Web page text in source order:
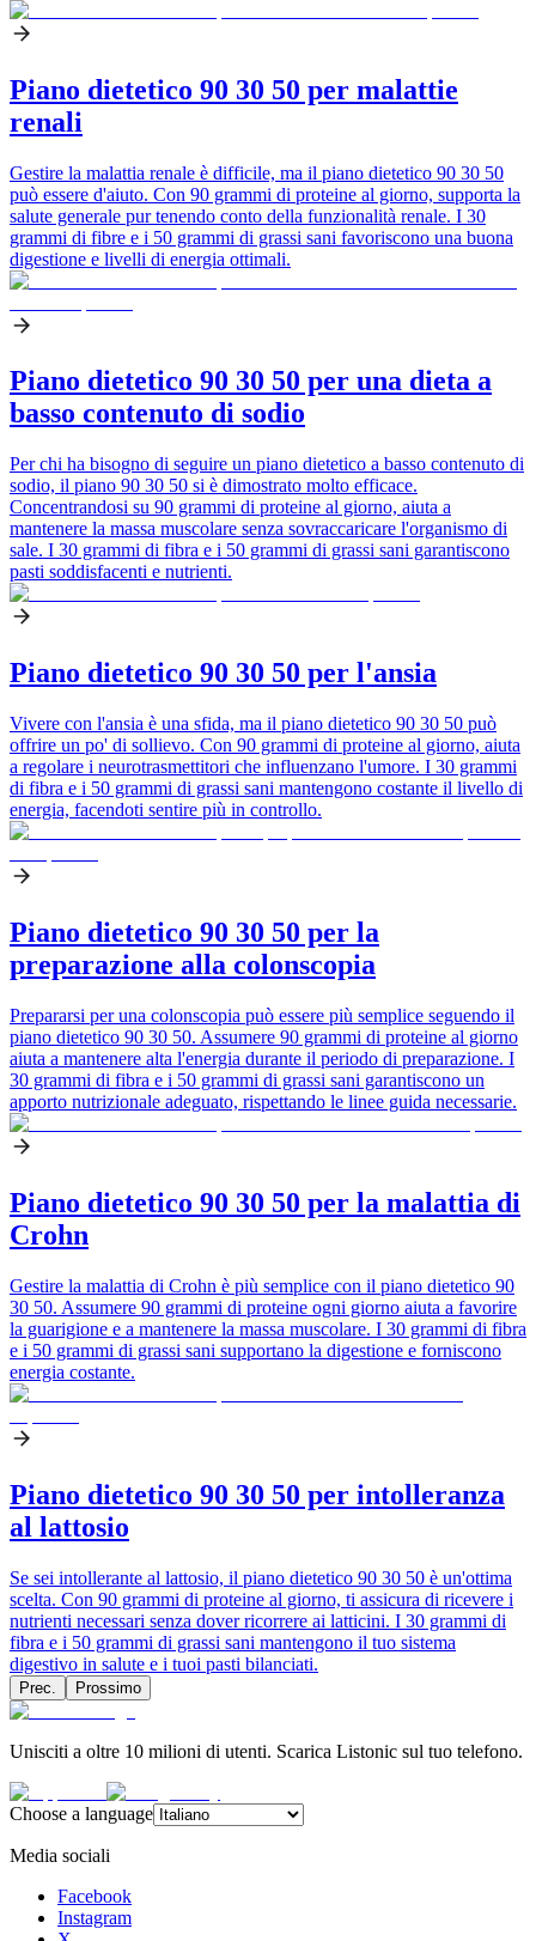
Piano dietetico 90 30 50 per malattie
renali
Gestire la malattia renale è difficile, ma il piano dietetico 90 30 50
può essere d'aiuto. Con 90 grammi di proteine al giorno, supporta la
salute generale pur tenendo conto della funzionalità renale. I 30
grammi di fibre e i 50 grammi di grassi sani favoriscono una buona
digestione e livelli di energia ottimali.
Piano dietetico 90 30 50 per una dieta a
basso contenuto di sodio
Per chi ha bisogno di seguire un piano dietetico a basso contenuto di
sodio, il piano 90 30 50 si è dimostrato molto efficace.
Concentrandosi su 90 grammi di proteine al giorno, aiuta a
mantenere la massa muscolare senza sovraccaricare l'organismo di
sale. I 30 grammi di fibra e i 50 grammi di grassi sani garantiscono
pasti soddisfacenti e nutrienti.
Piano dietetico 90 30 50 per l'ansia
Vivere con l'ansia è una sfida, ma il piano dietetico 90 30 50 può
offrire un po' di sollievo. Con 90 grammi di proteine al giorno, aiuta
a regolare i neurotrasmettitori che influenzano l'umore. I 30 grammi
di fibra e i 50 grammi di grassi sani mantengono costante il livello di
energia, facendoti sentire più in controllo.
Piano dietetico 90 30 50 per la
preparazione alla colonscopia
Prepararsi per una colonscopia può essere più semplice seguendo il
piano dietetico 90 30 50. Assumere 90 grammi di proteine al giorno
aiuta a mantenere alta l'energia durante il periodo di preparazione. I
30 grammi di fibra e i 50 grammi di grassi sani garantiscono un
apporto nutrizionale adeguato, rispettando le linee guida necessarie.
Piano dietetico 90 30 50 per la malattia di
Crohn
Gestire la malattia di Crohn è più semplice con il piano dietetico 90
30 50. Assumere 90 grammi di proteine ogni giorno aiuta a favorire
la guarigione e a mantenere la massa muscolare. I 30 grammi di fibra
e i 50 grammi di grassi sani supportano la digestione e forniscono
energia costante.
Piano dietetico 90 30 50 per intolleranza
al lattosio
Se sei intollerante al lattosio, il piano dietetico 90 30 50 è un'ottima
scelta. Con 90 grammi di proteine al giorno, ti assicura di ricevere i
nutrienti necessari senza dover ricorrere ai latticini. I 30 grammi di
fibra e i 50 grammi di grassi sani mantengono il tuo sistema
digestivo in salute e i tuoi pasti bilanciati.
Prec. Prossimo
Unisciti a oltre 10 milioni di utenti. Scarica Listonic sul tuo telefono.
Choose a language
Media sociali
Facebook
Instagram